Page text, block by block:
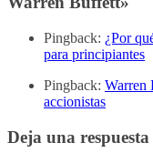
Pingback: ¿Por
para principiantes
Pingback: Warren
accionistas
Deja una respuesta